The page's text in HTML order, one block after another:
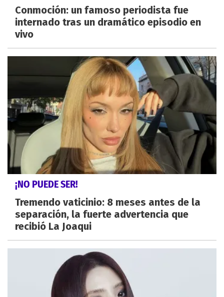
Conmoción: un famoso periodista fue
internado tras un dramático episodio en
vivo
¡NO PUEDE SER!
Tremendo vaticinio: 8 meses antes de la
separación, la fuerte advertencia que
recibió La Joaqui